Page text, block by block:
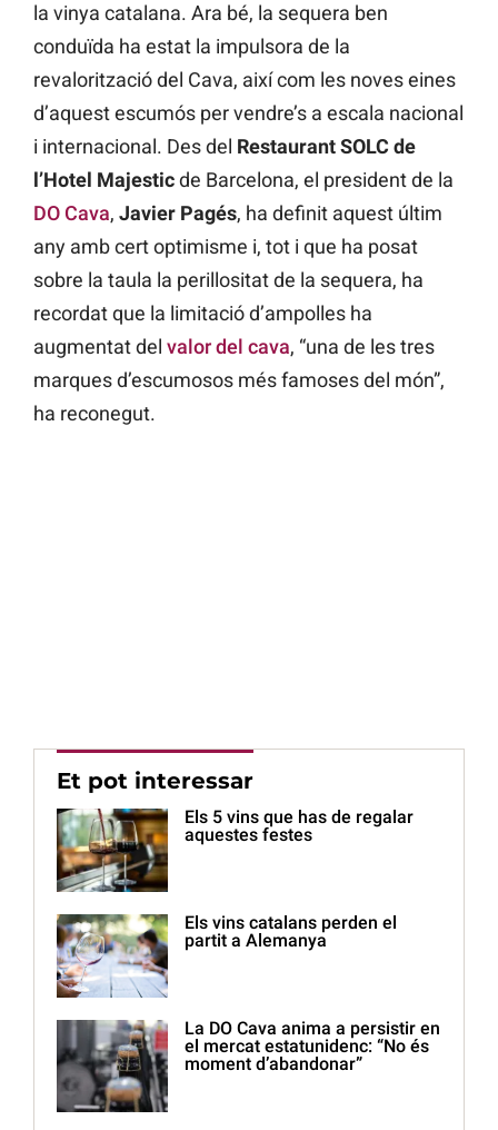
la vinya catalana. Ara bé, la sequera ben
conduïda ha estat la impulsora de la
revalorització del Cava, així com les noves eines
d’aquest escumós per vendre’s a escala nacional
i internacional. Des del Restaurant SOLC de
l’Hotel Majesticde Barcelona, el president de la
DO Cava, Javier Pagés, ha definit aquest últim
any amb cert optimisme i, tot i que ha posat
sobre la taula la perillositat de la sequera, ha
recordat que la limitació d’ampolles ha
augmentat del valor del cava, “una de les tres
marques d’escumosos més famoses del món”,
ha reconegut.
Et pot interessar
Els 5 vins que has de regalar
aquestes festes
Els vins catalans perden el
partit a Alemanya
La DO Cava anima a persistir en
el mercat estatunidenc: “No és
moment d’abandonar”